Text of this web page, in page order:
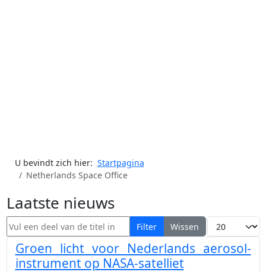
U bevindt zich hier: Startpagina
Netherlands Space Office
Laatste nieuws
Vul een deel van de titel in Filter Wissen Toon #
Groen licht voor Nederlands aerosol-
instrument op NASA-satelliet